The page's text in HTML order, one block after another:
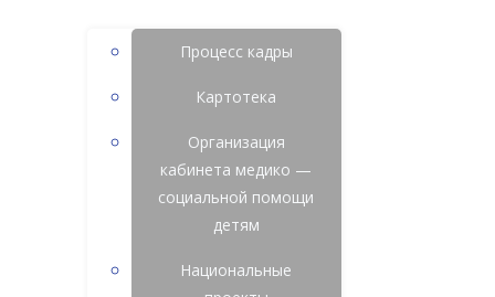
Процесс кадры
Картотека
Организация
кабинета медико —
социальной помощи
детям
Национальные